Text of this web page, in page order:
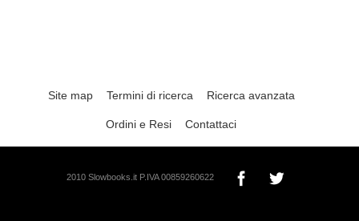
Site map Termini di ricerca Ricerca avanzata
Ordini e Resi Contattaci
2010 Slowbooks.it P.IVA 00859260622